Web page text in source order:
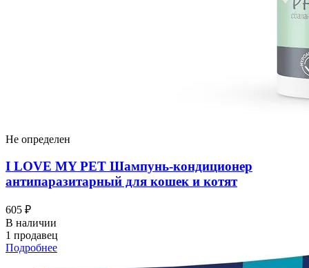
Не определен
I LOVЕ MY PET Шампунь-кондиционер
антипаразитарный для кошек и котят
605 ₽
В наличии
1 продавец
Подробнее